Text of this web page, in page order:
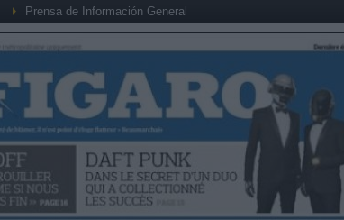
Prensa de Información General